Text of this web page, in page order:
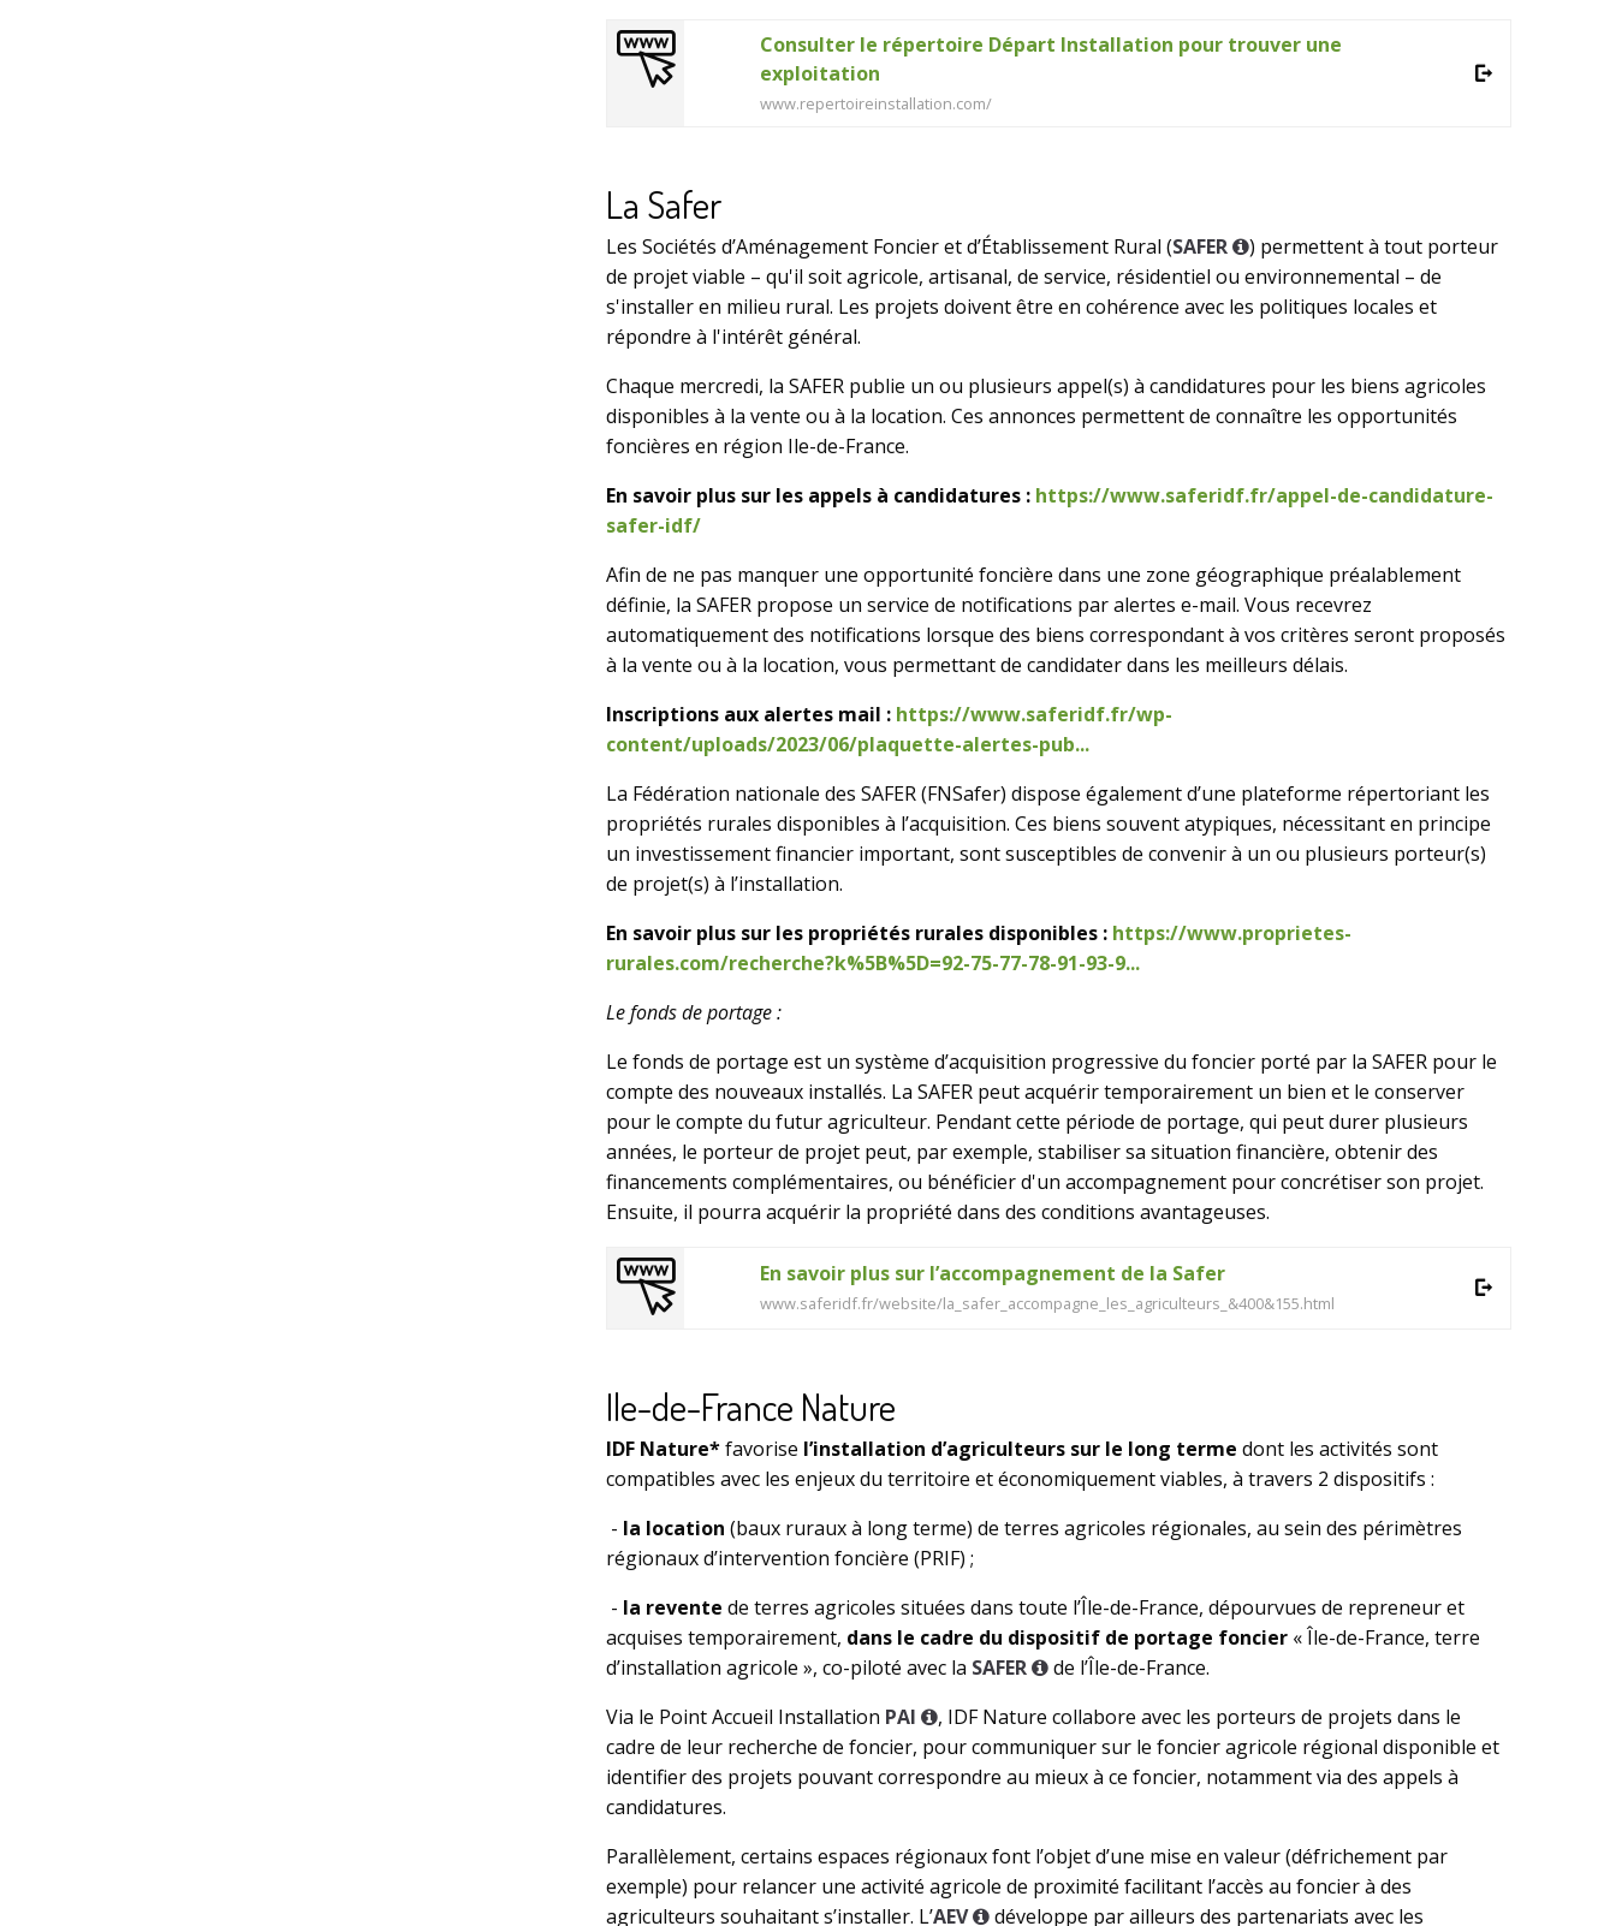
Consulter le répertoire Départ Installation pour trouver une
exploitation
www.repertoireinstallation.com/
Voir
La Safer
Les Sociétés d’Aménagement Foncier et d’Établissement Rural (SAFER
) permettent à tout porteur
de projet viable – qu'il soit agricole, artisanal, de service, résidentiel ou environnemental – de
s'installer en milieu rural. Les projets doivent être en cohérence avec les politiques locales et
répondre à l'intérêt général.
Chaque mercredi, la SAFER publie un ou plusieurs appel(s) à candidatures pour les biens agricoles
disponibles à la vente ou à la location. Ces annonces permettent de connaître les opportunités
foncières en région Ile-de-France.
En savoir plus sur les appels à candidatures : https://www.saferidf.fr/appel-de-candidature-
safer-idf/
Afin de ne pas manquer une opportunité foncière dans une zone géographique préalablement
définie, la SAFER propose un service de notifications par alertes e-mail. Vous recevrez
automatiquement des notifications lorsque des biens correspondant à vos critères seront proposés
à la vente ou à la location, vous permettant de candidater dans les meilleurs délais.
Inscriptions aux alertes mail : https://www.saferidf.fr/wp-
content/uploads/2023/06/plaquette-alertes-pub...
La Fédération nationale des SAFER (FNSafer) dispose également d’une plateforme répertoriant les
propriétés rurales disponibles à l’acquisition. Ces biens souvent atypiques, nécessitant en principe
un investissement financier important, sont susceptibles de convenir à un ou plusieurs porteur(s)
de projet(s) à l’installation.
En savoir plus sur les propriétés rurales disponibles : https://www.proprietes-
rurales.com/recherche?k%5B%5D=92-75-77-78-91-93-9...
Le fonds de portage :
Le fonds de portage est un système d’acquisition progressive du foncier porté par la SAFER pour le
compte des nouveaux installés. La SAFER peut acquérir temporairement un bien et le conserver
pour le compte du futur agriculteur. Pendant cette période de portage, qui peut durer plusieurs
années, le porteur de projet peut, par exemple, stabiliser sa situation financière, obtenir des
financements complémentaires, ou bénéficier d'un accompagnement pour concrétiser son projet.
Ensuite, il pourra acquérir la propriété dans des conditions avantageuses.
En savoir plus sur l’accompagnement de la Safer
www.saferidf.fr/website/la_safer_accompagne_les_agriculteurs_&400&155.html
Voir
Ile-de-France Nature
IDF Nature*favorise l’installation d’agriculteurs sur le long terme dont les activités sont
compatibles avec les enjeux du territoire et économiquement viables, à travers 2 dispositifs :
- la location (baux ruraux à long terme) de terres agricoles régionales, au sein des périmètres
régionaux d’intervention foncière (PRIF) ;
- la revente de terres agricoles situées dans toute l’Île-de-France, dépourvues de repreneur et
acquises temporairement, dans le cadre du dispositif de portage foncier « Île-de-France, terre
d’installation agricole », co-piloté avec la SAFER
de l’Île-de-France.
Via le Point Accueil Installation PAI
, IDF Nature collabore avec les porteurs de projets dans le
cadre de leur recherche de foncier, pour communiquer sur le foncier agricole régional disponible et
identifier des projets pouvant correspondre au mieux à ce foncier, notamment via des appels à
candidatures.
Parallèlement, certains espaces régionaux font l’objet d’une mise en valeur (défrichement par
exemple) pour relancer une activité agricole de proximité facilitant l’accès au foncier à des
agriculteurs souhaitant s’installer. L’AEV développe par ailleurs des partenariats avec les